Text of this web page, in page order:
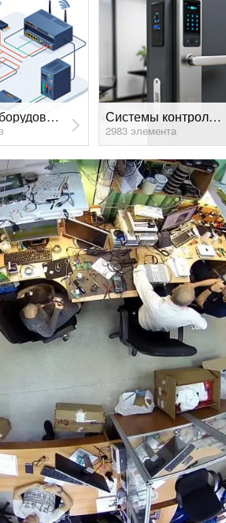
Сетевое оборудование Системы контроля доступа
2983 элемента